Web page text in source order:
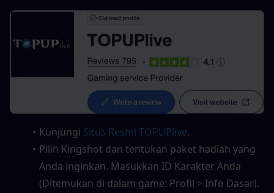
Kunjungi Situs Resmi TOPUPlive.
Pilih Kingshot dan tentukan paket hadiah yang
Anda inginkan. Masukkan ID Karakter Anda
(Ditemukan di dalam game: Profil > Info Dasar).